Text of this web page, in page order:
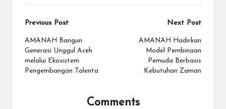
Post
navigation
Previous Post
AMANAH Bangun
Generasi Unggul Aceh
melalui Ekosistem
Pengembangan Talenta
Next Post
AMANAH Hadirkan
Model Pembinaan
Pemuda Berbasis
Kebutuhan Zaman
Comments